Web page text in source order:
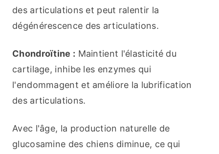
des articulations et peut ralentir la
dégénérescence des articulations.
Chondroïtine : Maintient l'élasticité du
cartilage, inhibe les enzymes qui
l'endommagent et améliore la lubrification
des articulations.
Avec l'âge, la production naturelle de
glucosamine des chiens diminue, ce qui